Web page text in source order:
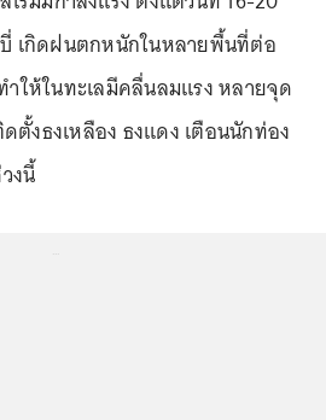
เกิดฝนตกหนักในหลายพื้นที่ต่อ
ให้ในทะเลมีคลื่นลมแรง หลายจุด
ตั้งธงเหลือง ธงแดง เตือนนักท่อง
งนี้